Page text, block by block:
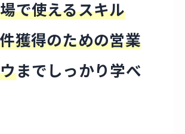
で使えるスキル
獲得のための営業
までしっかり学べ